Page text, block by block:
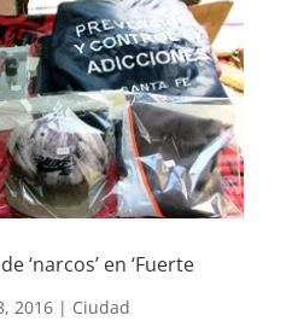
‘narcos’ en ‘Fuerte
2016| Ciudad